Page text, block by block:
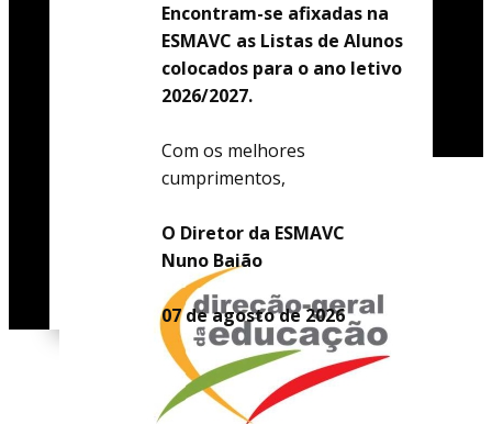
Encontram-se afixadas na
ESMAVC as Listas de Alunos
colocados para o ano letivo
2026/2027.
Com os melhores
cumprimentos,
O Diretor da ESMAVC
Nuno Baião
07 de agosto de 2026